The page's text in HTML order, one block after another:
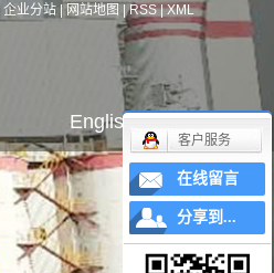
企业分站 |网站地图 |RSS|XML
English
客户服务
在线留言
分享到...